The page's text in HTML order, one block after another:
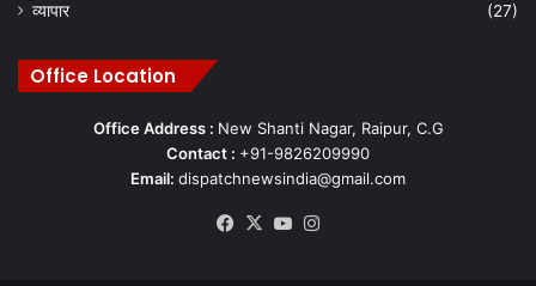
व्यापार (27)
Office Location
Office Address : New Shanti Nagar, Raipur, C.G
Contact : +91-9826209990
Email: dispatchnewsindia@gmail.com
Facebook
X YouTube